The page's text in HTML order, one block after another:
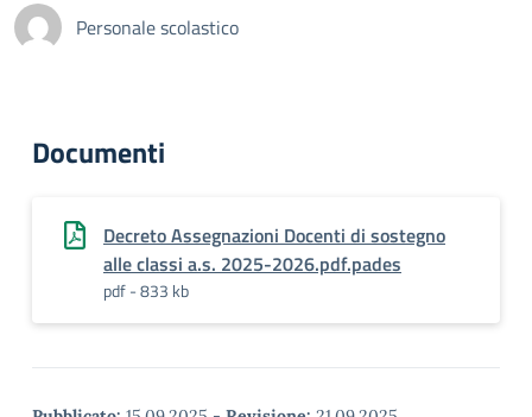
Personale scolastico
Documenti
Decreto Assegnazioni Docenti di sostegno
alle classi a.s. 2025-2026.pdf.pades
pdf - 833 kb